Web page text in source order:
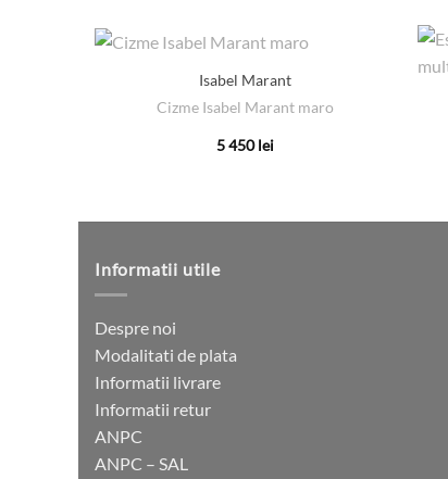
Isabel Marant
Cizme Isabel Marant maro
5 450lei
Informatii utile
Despre noi
Modalitati de plata
Informatii livrare
Informatii retur
ANPC
ANPC – SAL